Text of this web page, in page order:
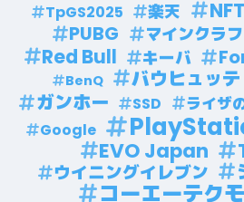
TpGS2025 楽天 NFT
PUBG マインクラ
Red Bull キーバ
BenQ バウヒュッテ
ガンホー SSD ライザ
Google
EVO Japan
ウイニングイレブン
コーエーテク